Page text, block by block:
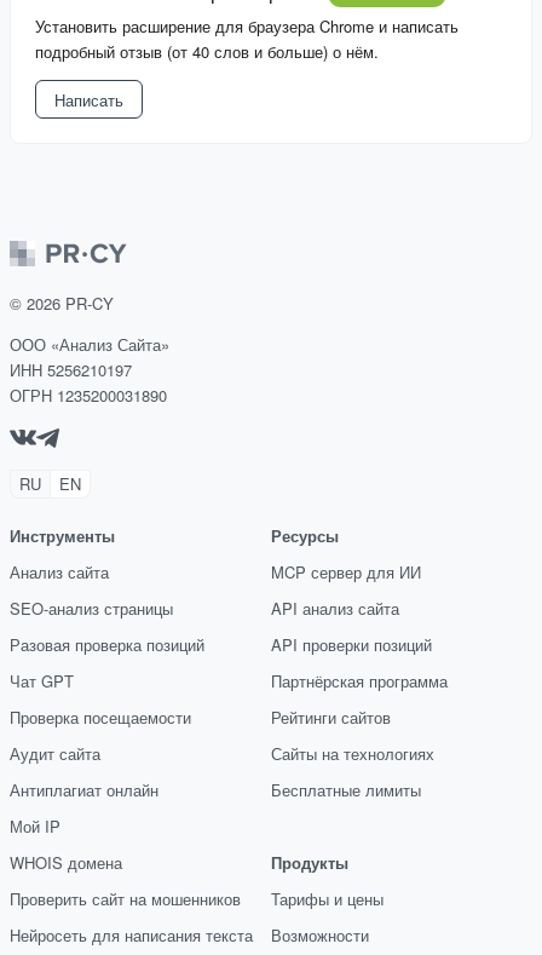
Установить расширение для браузера Chrome и написать
подробный отзыв (от 40 слов и больше) о нём.
Написать
© 2026 PR-CY
ООО «Анализ Сайта»
ИНН 5256210197
ОГРН 1235200031890
RU EN
Инструменты
Анализ сайта
SEO-анализ страницы
Разовая проверка позиций
Чат GPT
Проверка посещаемости
Аудит сайта
Антиплагиат онлайн
Мой IP
WHOIS домена
Проверить сайт на мошенников
Нейросеть для написания текста
Ресурсы
MCP сервер для ИИ
API анализ сайта
API проверки позиций
Партнёрская программа
Рейтинги сайтов
Сайты на технологиях
Бесплатные лимиты
Продукты
Тарифы и цены
Возможности